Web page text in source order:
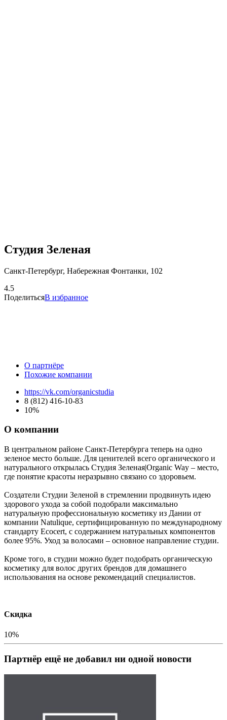
Студия Зеленая
Санкт-Петербург, Набережная Фонтанки, 102
4.5
ПоделитьсяВ избранное
О партнёре
Похожие компании
https://vk.com/organicstudia
8 (812) 416-10-83
10%
О компании
В центральном районе Санкт-Петербурга теперь на одно
зеленое место больше. Для ценителей всего органического и
натурального открылась Студия Зеленая|Organic Way – место,
где понятие красоты неразрывно связано со здоровьем.
Создатели Студии Зеленой в стремлении продвинуть идею
здорового ухода за собой подобрали максимально
натуральную профессиональную косметику из Дании от
компании Natulique, сертифицированную по международному
стандарту Ecocert, с содержанием натуральных компонентов
более 95%. Уход за волосами – основное направление студии.
Кроме того, в студии можно будет подобрать органическую
косметику для волос других брендов для домашнего
использования на основе рекомендаций специалистов.
Скидка
10%
Партнёр ещё не добавил ни одной новости